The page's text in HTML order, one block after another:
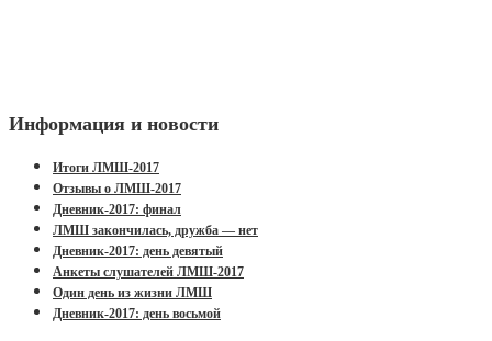
Информация и новости
Итоги ЛМШ-2017
Отзывы о ЛМШ-2017
Дневник-2017: финал
ЛМШ закончилась, дружба — нет
Дневник-2017: день девятый
Анкеты слушателей ЛМШ-2017
Один день из жизни ЛМШ
Дневник-2017: день восьмой